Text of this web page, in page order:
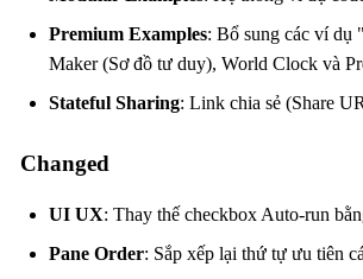
Premium Examples: Bổ sung các ví dụ
Maker (Sơ đồ tư duy), World Clock và
Stateful Sharing: Link chia sẻ (Share
Changed
UI UX: Thay thế checkbox Auto-run
Pane Order: Sắp xếp lại thứ tự ưu tiên